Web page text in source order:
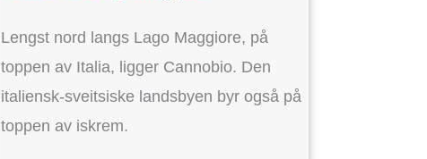
Lengst nord langs Lago Maggiore, på
toppen av Italia, ligger Cannobio. Den
italiensk-sveitsiske landsbyen byr også på
toppen av iskrem.